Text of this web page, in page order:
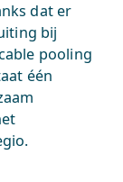
dat er
bij
pooling
één